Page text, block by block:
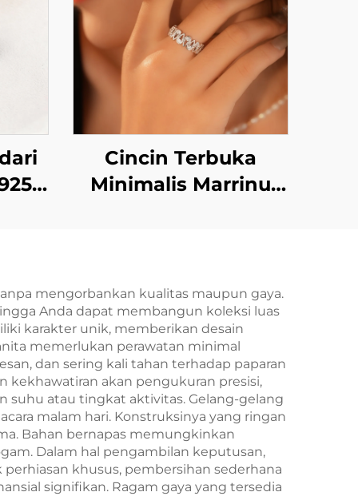
Cincin Terbuka
Minimalis Marrinu
BXRAG003)
mengorbankan kualitas maupun gaya.
Anda dapat membangun koleksi luas
karakter unik, memberikan desain
memerlukan perawatan minimal
dan sering kali tahan terhadap paparan
kekhawatiran akan pengukuran presisi,
suhu atau tingkat aktivitas. Gelang-gelang
malam hari. Konstruksinya yang ringan
Bahan bernapas memungkinkan
Dalam hal pengambilan keputusan,
khusus, pembersihan sederhana
signifikan. Ragam gaya yang tersedia